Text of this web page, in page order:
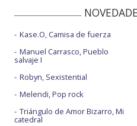
Kase.O, Camisa de fuerza
Manuel Carrasco, Pueblo
salvaje I
Robyn, Sexistential
Melendi, Pop rock
Triángulo de Amor Bizarro, Mi
catedral